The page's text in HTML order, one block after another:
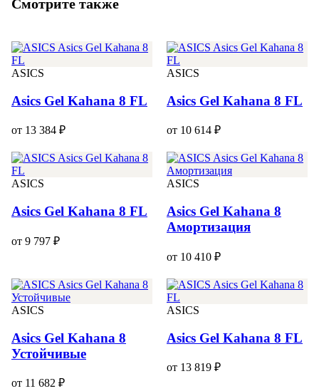
Смотрите также
ASICS
Asics Gel Kahana 8 FL
от 13 384 ₽
ASICS
Asics Gel Kahana 8 FL
от 10 614 ₽
ASICS
Asics Gel Kahana 8 FL
от 9 797 ₽
ASICS
Asics Gel Kahana 8
Амортизация
от 10 410 ₽
ASICS
Asics Gel Kahana 8
Устойчивые
от 11 682 ₽
ASICS
Asics Gel Kahana 8 FL
от 13 819 ₽